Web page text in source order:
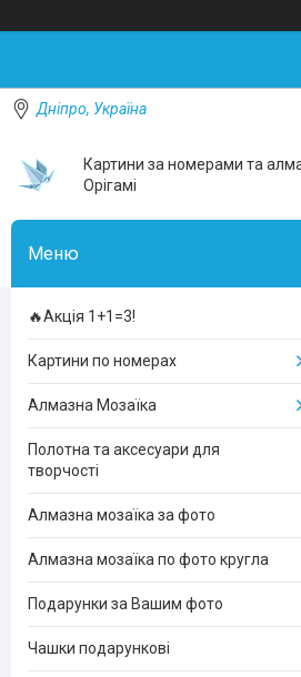
Дніпро, Україна
Картини за номерами та
Орігамі
🔥Акція 1+1=3!
Картини по номерах
Алмазна Мозаїка
Полотна та аксесуари для
творчості
Алмазна мозаїка за фото
Алмазна мозаїка по фото кругла
Подарунки за Вашим фото
Чашки подарункові